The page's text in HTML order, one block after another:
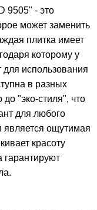
9505" - это
может заменить
плитка имеет
которому у
использования
в разных
до "эко-стиля", что
для любого
является ощутимая
красоту
гарантируют